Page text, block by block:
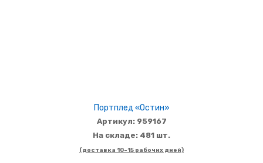
Портплед «Остин»
Артикул: 959167
На складе: 481 шт.
(доставка 10-15 рабочих дней)